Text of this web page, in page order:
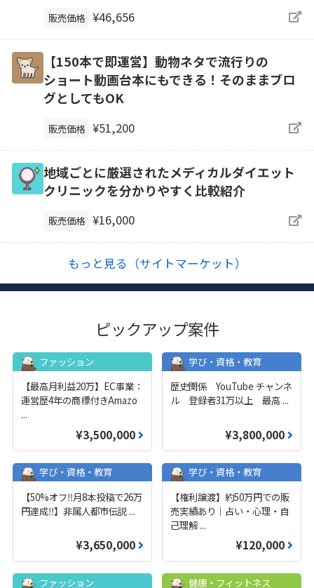
販売価格 ¥46,656
【150本で即運営】動物ネタで流行りの
ショート動画台本にもできる！そのままブロ
グとしてもOK
販売価格 ¥51,200
地域ごとに厳選されたメディカルダイエット
クリニックを分かりやすく比較紹介
販売価格 ¥16,000
もっと見る（サイトマーケット）
ピックアップ案件
ファッション
【最高月利益20万】EC事業：
運営歴4年の商標付きAmazo
...
¥3,500,000
学び・資格・教育
歴史関係 YouTube チャンネ
ル 登録者31万以上 最高 ...
¥3,800,000
学び・資格・教育
【50%オフ‼️月8本投稿で26万
円達成‼️】非属人都市伝説 ...
¥3,650,000
学び・資格・教育
【権利譲渡】約50万円での販
売実績あり｜占い・心理・自
己理解...
¥120,000
ファッション 健康・フィットネス